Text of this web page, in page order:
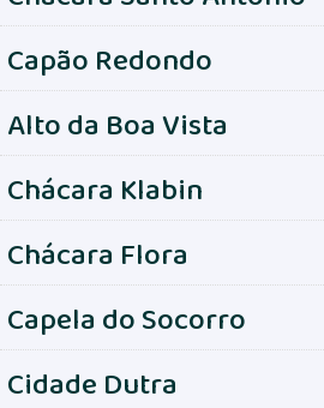
Capão Redondo
Alto da Boa Vista
Chácara Klabin
Chácara Flora
Capela do Socorro
Cidade Dutra